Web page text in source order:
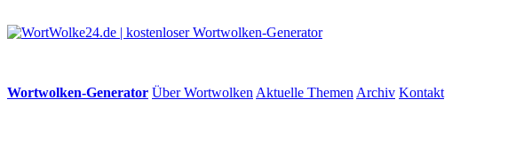
Wortwolken-Generator Über Wortwolken Aktuelle Themen Archiv Kontakt